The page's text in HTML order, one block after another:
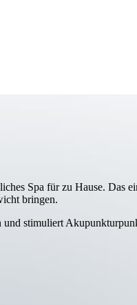
Spa für zu Hause. Das
bringen.
stimuliert